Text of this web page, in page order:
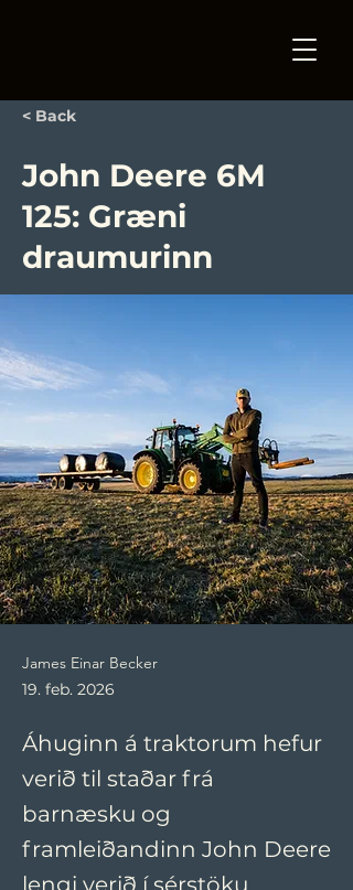
< Back
John Deere 6M
125: Græni
draumurinn
James Einar Becker
19. feb. 2026
Áhuginn á traktorum hefur
verið til staðar frá
barnæsku og
framleiðandinn John Deere
lengi verið í sérstöku